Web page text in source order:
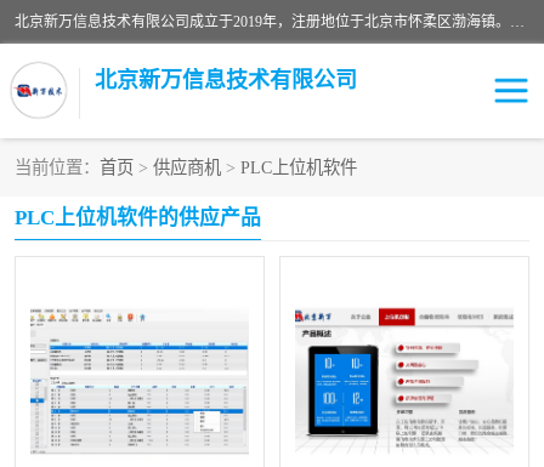
北京新万信息技术有限公司成立于2019年，注册地位于北京市怀柔区渤海镇。经营范围包括：计算机软硬件及外围设备制造，计算器设备制造，信息系统集成服务，网络与信息安全软件开发，计算机软硬件及辅助设备零售，计算机系统服务，仪器仪表、电力电子元器件、电子专用设备销售，电子专用设备制造，工业机器人销售，工业机器人制造，工业机器人安装、维修，智能机器人销售，软件开发、销售，电子元器件制造、零售、批发。
北京新万信息技术有限公司
当前位置： 首页 > 供应商机 > PLC上位机软件
PLC上位机软件的供应产品
密炼机上辅机系统
数据采集软件 型材立体仓储系统软件
WMS
数据采集和条码追溯 仓库控制系统上位机软件
WCS
物流立库控制上位机软件 车间集群控制系统软件